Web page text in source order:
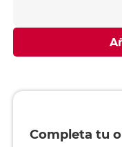
Completa tu